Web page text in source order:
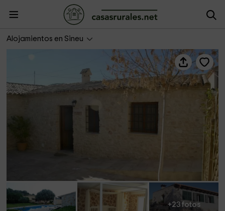
Alojamientos en Sineu
+23 fotos